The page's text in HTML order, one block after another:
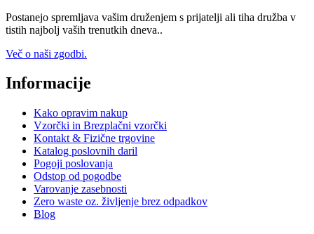
Postanejo spremljava vašim druženjem s prijatelji ali tiha družba v
tistih najbolj vaših trenutkih dneva..
Več o naši zgodbi.
Informacije
Kako opravim nakup
Vzorčki in Brezplačni vzorčki
Kontakt & Fizične trgovine
Katalog poslovnih daril
Pogoji poslovanja
Odstop od pogodbe
Varovanje zasebnosti
Zero waste oz. življenje brez odpadkov
Blog